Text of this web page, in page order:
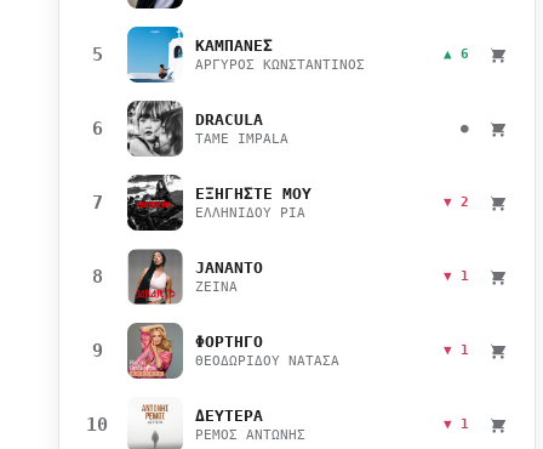
5 ΚΑΜΠΑΝΕΣ
ΑΡΓΥΡΟΣ ΚΩΝΣΤΑΝΤΙΝΟΣ
▲ 6
6 DRACULA
TAME IMPALA
●
7 ΕΞΗΓΗΣΤΕ ΜΟΥ
ΕΛΛΗΝΙΔΟΥ ΡΙΑ
▼ 2
8 JANANTO
ZEINA
▼ 1
9 ΦΟΡΤΗΓΟ
ΘΕΟΔΩΡΙΔΟΥ ΝΑΤΑΣΑ
▼ 1
10 ΔΕΥΤΕΡΑ
ΡΕΜΟΣ ΑΝΤΩΝΗΣ
▼ 1